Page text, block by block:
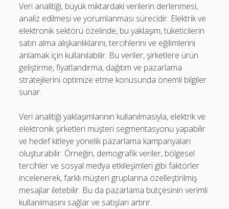
Veri analitiği, büyük miktardaki verilerin derlenmesi,
analiz edilmesi ve yorumlanması sürecidir. Elektrik ve
elektronik sektörü özelinde, bu yaklaşım, tüketicilerin
satın alma alışkanlıklarını, tercihlerini ve eğilimlerini
anlamak için kullanılabilir. Bu veriler, şirketlere ürün
geliştirme, fiyatlandırma, dağıtım ve pazarlama
stratejilerini optimize etme konusunda önemli bilgiler
sunar.
Veri analitiği yaklaşımlarının kullanılmasıyla, elektrik ve
elektronik şirketleri müşteri segmentasyonu yapabilir
ve hedef kitleye yönelik pazarlama kampanyaları
oluşturabilir. Örneğin, demografik veriler, bölgesel
tercihler ve sosyal medya etkileşimleri gibi faktörler
incelenerek, farklı müşteri gruplarına özelleştirilmiş
mesajlar iletebilir. Bu da pazarlama bütçesinin verimli
kullanılmasını sağlar ve satışları artırır.